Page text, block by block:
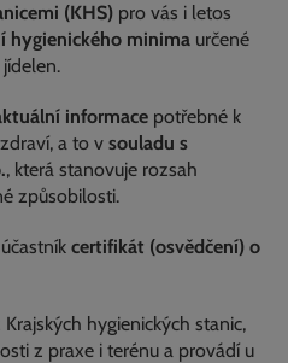
(KHS) pro vás i letos
hygienického minima určené
informace potřebné k
a to vsouladu s
, která stanovuje rozsah
způsobilosti.
certifikát (osvědčení) o
hygienických stanic,
z praxe i terénu a provádí u